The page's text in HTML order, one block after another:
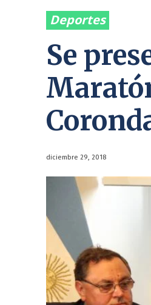
Deportes
Se
diciembre 29, 2018